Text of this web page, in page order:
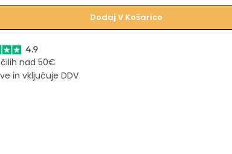
Dodaj V Košarico
nad 50€
in vključuje DDV